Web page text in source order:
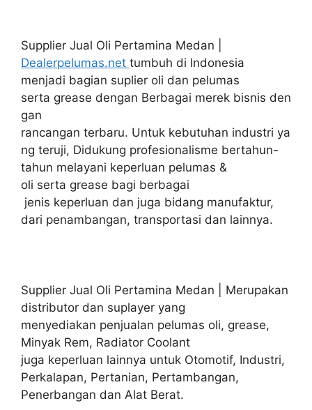
Supplier Jual Oli Pertamina Medan |
Dealerpelumas.net tumbuh di Indonesia
menjadi bagian suplier oli dan pelumas
serta grease dengan Berbagai merek bisnis den
gan
rancangan terbaru. Untuk kebutuhan industri ya
ng teruji, Didukung profesionalisme bertahun-
tahun melayani keperluan pelumas &
oli serta grease bagi berbagai
jenis keperluan dan juga bidang manufaktur,
dari penambangan, transportasi dan lainnya.
Supplier Jual Oli Pertamina Medan | Merupakan
distributor dan suplayer yang
menyediakan penjualan pelumas oli, grease,
Minyak Rem, Radiator Coolant
juga keperluan lainnya untuk Otomotif, Industri,
Perkalapan, Pertanian, Pertambangan,
Penerbangan dan Alat Berat.